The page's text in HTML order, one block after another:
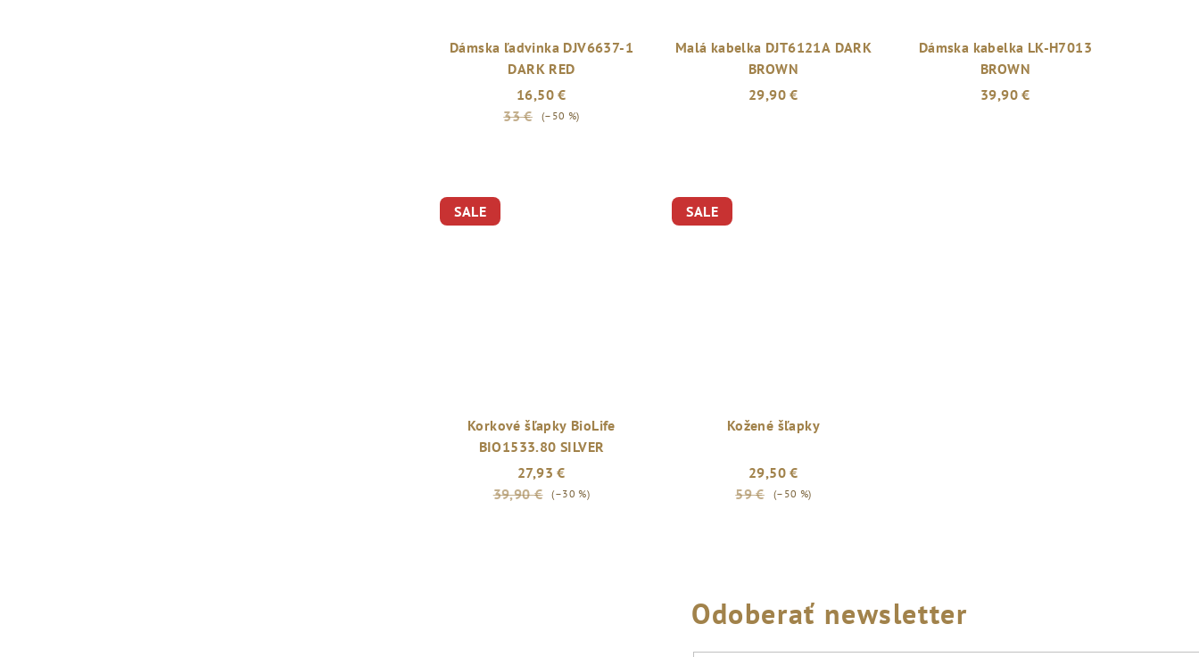
Dámska ľadvinka DJV6637-1
DARK RED
16,50 €
33 €
(–50 %)
Malá kabelka DJT6121A DARK
BROWN
29,90 €
Dámska kabelka LK-H7013
BROWN
39,90 €
SALE
Korkové šľapky BioLife
BIO1533.80 SILVER
27,93 €
39,90 €
(–30 %)
SALE
Kožené šľapky
29,50 €
59 €
(–50 %)
Odoberať newsletter